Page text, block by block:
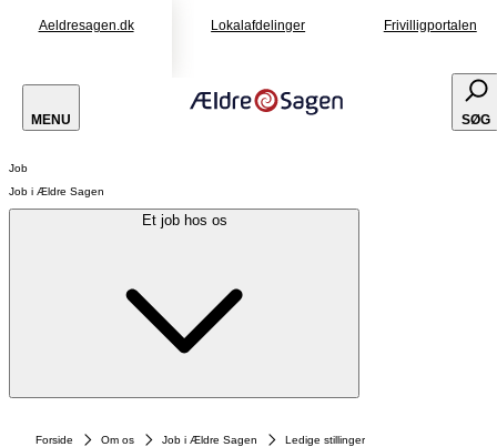
Aeldresagen.dk Lokalafdelinger Frivilligportalen
MENU SØG
Job
Job i Ældre Sagen
Et job hos os
Forside Om os Job i Ældre Sagen Ledige stillinger